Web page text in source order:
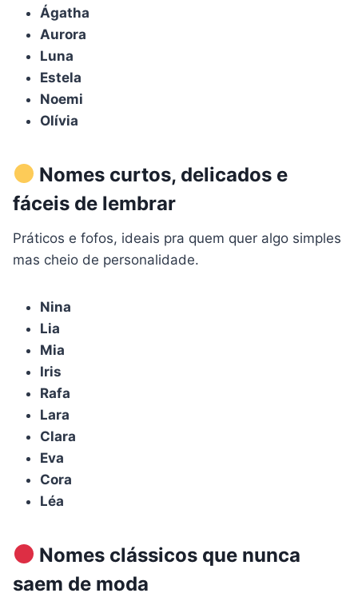
Ágatha
Aurora
Luna
Estela
Noemi
Olívia
Nomes curtos, delicados e
fáceis de lembrar
Práticos e fofos, ideais pra quem quer algo simples
mas cheio de personalidade.
Nina
Lia
Mia
Iris
Rafa
Lara
Clara
Eva
Cora
Léa
Nomes clássicos que nunca
saem de moda